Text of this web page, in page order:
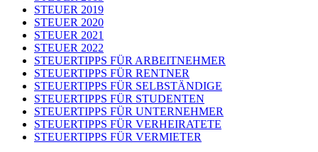
STEUER 2019
STEUER 2020
STEUER 2021
STEUER 2022
STEUERTIPPS FÜR ARBEITNEHMER
STEUERTIPPS FÜR RENTNER
STEUERTIPPS FÜR SELBSTÄNDIGE
STEUERTIPPS FÜR STUDENTEN
STEUERTIPPS FÜR UNTERNEHMER
STEUERTIPPS FÜR VERHEIRATETE
STEUERTIPPS FÜR VERMIETER